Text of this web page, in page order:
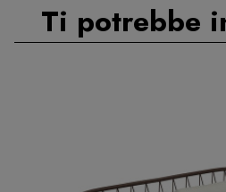
Ti potrebbe